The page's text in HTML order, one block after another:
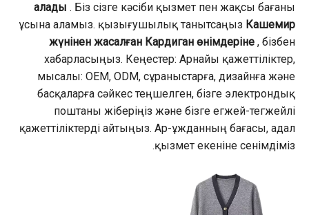
алады . Біз сізге кәсіби қызмет пен жақсы бағаны
ұсына аламыз. қызығушылық танытсаңыз Кашемир
жүнінен жасалған Кардиган өнімдеріне , бізбен
хабарласыңыз. Кеңестер: Арнайы қажеттіліктер,
мысалы: OEM, ODM, сұраныстарға, дизайнға және
басқаларға сәйкес теңшелген, бізге электрондық
поштаны жіберіңіз және бізге егжей-тегжейлі
қажеттіліктерді айтыңыз. Ар-ұжданның бағасы, адал
қызмет екеніне сенімдіміз.